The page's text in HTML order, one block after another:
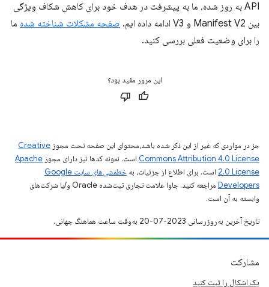
API به روز شده، ما به پیشرفت در هدف خود برای کاهش شکاف ویژگی
بین Manifest V2 و V3 ادامه داده ایم.
صفحه مشکلات شناخته شده ما
را برای وضعیت فعلی بررسی کنید.
این مرور مفید بود؟
جز در مواردی که غیر از این ذکر شده باشد،‌محتوای این صفحه تحت مجوز Creative
Commons Attribution 4.0 License است. نمونه کدها نیز دارای مجوز Apache
2.0 License است. برای اطلاع از جزئیات، به
خطمشی‌های سایت Google
Developers‏
مراجعه کنید. جاوا علامت تجاری ثبت‌شده Oracle و/یا شرکت‌های
وابسته به آن است.
تاریخ آخرین به‌روزرسانی 2023-07-20 به‌وقت ساعت هماهنگ جهانی.
مشارکت
یک اشکال را ثبت کنید